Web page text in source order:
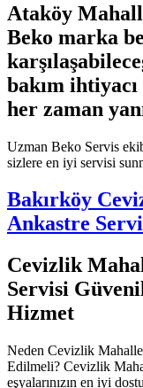
Ataköy
Beko marka
bakım
her zaman
Uzman Beko Servis
sizlere en iyi servisi
Bakırköy
Ankastre
Cevizlik
Servisi
Hizmet
Neden Cevizlik
Edilmeli? Cevizlik
eşyalarınızın en iyi